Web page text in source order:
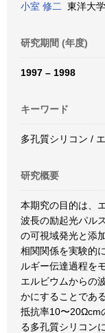
小室 修二 東洋大
研究期間 (年度)
1997 – 1998
キーワード
多孔質シリコン /
研究概要
本期究の目的は、
波長の励起光パル
の可視域発光と添
相関関係を実験的
ルギー伝達過程を
エルビウムからの
かにすることである
抵抗率10〜20Ωcm
る多孔質シリコン